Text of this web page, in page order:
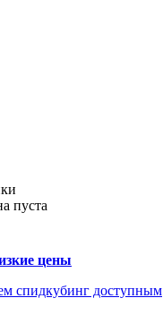
пуста
цены
спидкубинг доступным